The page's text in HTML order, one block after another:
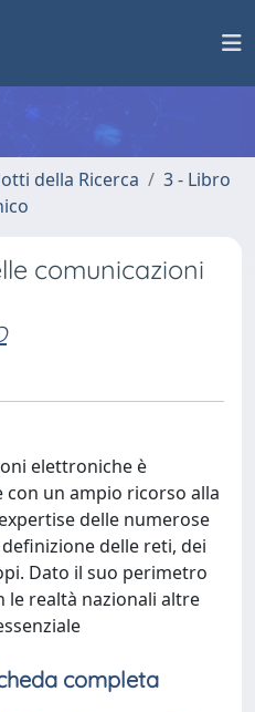
della Ricerca
3 - Libro
comunicazioni
elettroniche è
un ampio ricorso alla
delle numerose
delle reti, dei
Dato il suo perimetro
realtà nazionali altre
completa